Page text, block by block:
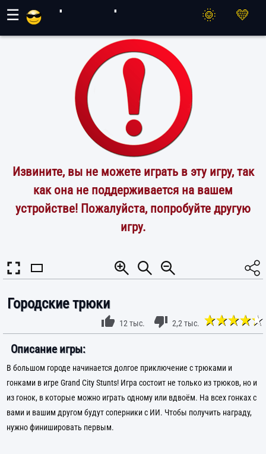
☰
Извините, вы не можете играть в эту игру, так
как она не поддерживается на вашем
устройстве! Пожалуйста, попробуйте другую
игру.
Городские трюки
12 тыс. 2,2 тыс.
Описание игры:
В большом городе начинается долгое приключение с трюками и
гонками в игре Grand City Stunts! Игра состоит не только из трюков, но и
из гонок, в которые можно играть одному или вдвоём. На всех гонках с
вами и вашим другом будут соперники с ИИ. Чтобы получить награду,
нужно финишировать первым.